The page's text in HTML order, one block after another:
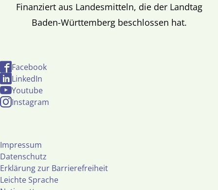
Finanziert aus Landesmitteln, die der Landtag
Baden-Württemberg beschlossen hat.
Facebook
LinkedIn
Youtube
Instagram
Impressum
Datenschutz
Erklärung zur Barrierefreiheit
Leichte Sprache